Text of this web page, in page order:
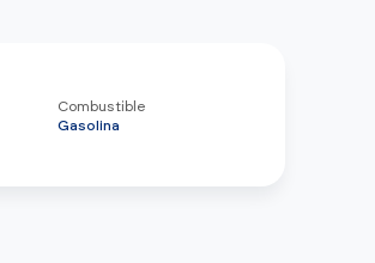
Combustible
Gasolina